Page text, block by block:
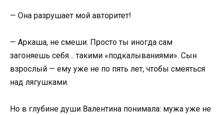
— Она разрушает мой авторитет!
— Аркаша, не смеши. Просто ты иногда сам
загоняешь себя… такими «подкалываниями». Сын
взрослый — ему уже не по пять лет, чтобы смеяться
над лягушками.
Но в глубине души Валентина понимала: мужа уже не